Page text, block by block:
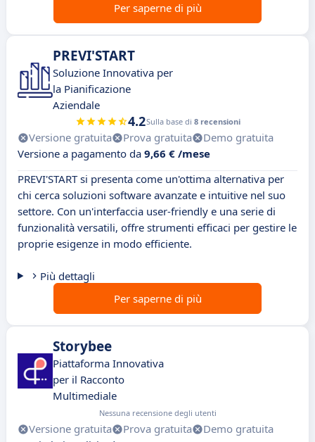
Per saperne di più
PREVI'START
Soluzione Innovativa per
la Pianificazione
Aziendale
4.2Sulla base di 8 recensioni
Versione gratuita Prova gratuita
Demo gratuita
Versione a pagamento da 9,66 € /mese
PREVI'START si presenta come un'ottima alternativa per
chi cerca soluzioni software avanzate e intuitive nel suo
settore. Con un'interfaccia user-friendly e una serie di
funzionalità versatili, offre strumenti efficaci per gestire le
proprie esigenze in modo efficiente.
Più dettagli
Per saperne di più
Storybee
Piattaforma Innovativa
per il Racconto
Multimediale
Nessuna recensione degli utenti
Versione gratuita Prova gratuita
Demo gratuita